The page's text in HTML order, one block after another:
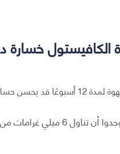
الكافيستول
الحيوية الاستقلابية.
تبين العكس لفريق